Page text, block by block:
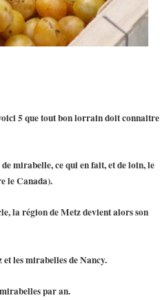
5 que tout bon lorrain doit connaitre
mirabelle, ce qui en fait, et de loin, le
le Canada).
la région de Metz devient alors son
les mirabelles de Nancy.
par an.